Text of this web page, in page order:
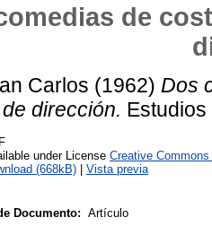
de
Carlos (1962) Dos
dirección.
under License Creative
(668kB)
Vista previa
Documento: Artículo